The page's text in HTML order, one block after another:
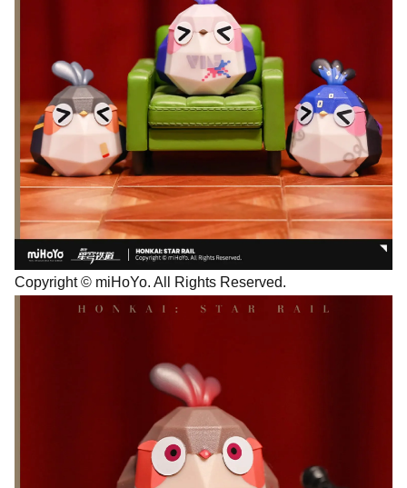
Copyright © miHoYo. All Rights Reserved.